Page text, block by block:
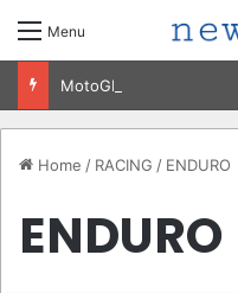
Menu
Home / RACING / ENDURO
ENDURO